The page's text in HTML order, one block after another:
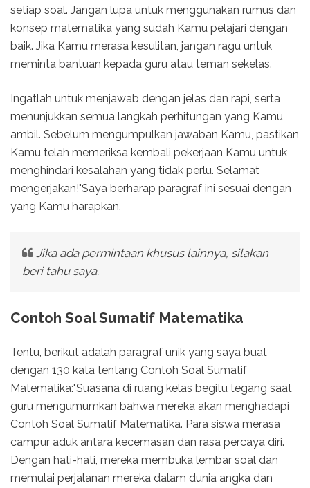
setiap soal. Jangan lupa untuk menggunakan rumus dan
konsep matematika yang sudah Kamu pelajari dengan
baik. Jika Kamu merasa kesulitan, jangan ragu untuk
meminta bantuan kepada guru atau teman sekelas.
Ingatlah untuk menjawab dengan jelas dan rapi, serta
menunjukkan semua langkah perhitungan yang Kamu
ambil. Sebelum mengumpulkan jawaban Kamu, pastikan
Kamu telah memeriksa kembali pekerjaan Kamu untuk
menghindari kesalahan yang tidak perlu. Selamat
mengerjakan!"Saya berharap paragraf ini sesuai dengan
yang Kamu harapkan.
Jika ada permintaan khusus lainnya, silakan
beri tahu saya.
Contoh Soal Sumatif Matematika
Tentu, berikut adalah paragraf unik yang saya buat
dengan 130 kata tentang Contoh Soal Sumatif
Matematika:"Suasana di ruang kelas begitu tegang saat
guru mengumumkan bahwa mereka akan menghadapi
Contoh Soal Sumatif Matematika. Para siswa merasa
campur aduk antara kecemasan dan rasa percaya diri.
Dengan hati-hati, mereka membuka lembar soal dan
memulai perjalanan mereka dalam dunia angka dan